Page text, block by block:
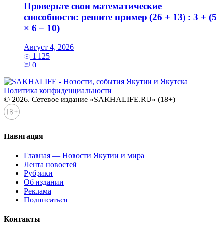
Проверьте свои математические
способности: решите пример (26 + 13) : 3 + (5
× 6 − 10)
Август 4, 2026
1 125
0
Политика конфиденциальности
© 2026. Сетевое издание «SAKHALIFE.RU» (18+)
Навигация
Главная — Новости Якутии и мира
Лента новостей
Рубрики
Об издании
Реклама
Подписаться
Контакты